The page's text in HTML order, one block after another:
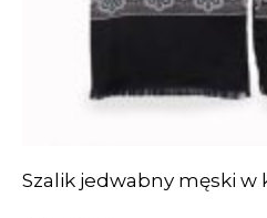
Szalik jedwabny męski w